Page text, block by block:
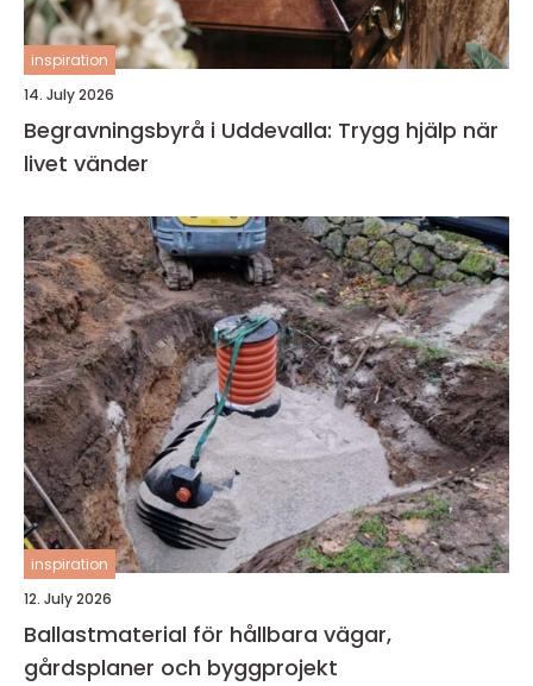
inspiration
14. July 2026
Begravningsbyrå i Uddevalla: Trygg hjälp när
livet vänder
inspiration
12. July 2026
Ballastmaterial för hållbara vägar,
gårdsplaner och byggprojekt